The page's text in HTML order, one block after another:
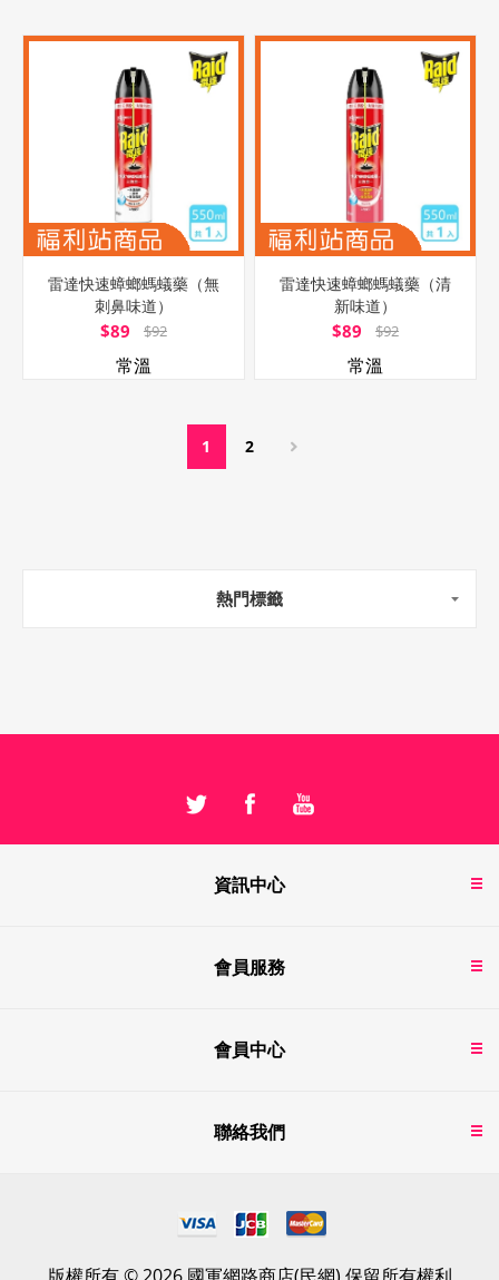
雷達快速蟑螂螞蟻藥（無
刺鼻味道）
$89 $92
常溫
雷達快速蟑螂螞蟻藥（清
新味道）
$89 $92
常溫
1 2
熱門標籤
資訊中心
會員服務
會員中心
聯絡我們